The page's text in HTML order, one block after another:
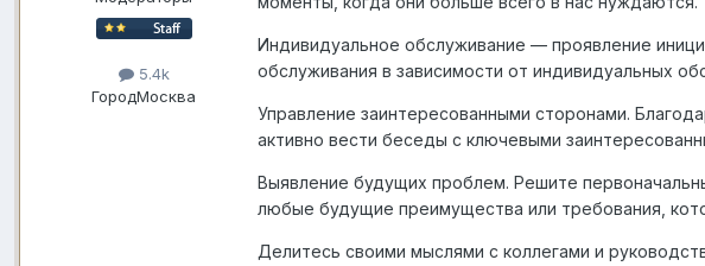
5.4k
ГородМосква
Индивидуальное обслуживание — проявление
обслуживания в зависимости от индивидуальных
Управление заинтересованными сторонами.
активно вести беседы с ключевыми
Выявление будущих проблем. Решите
любые будущие преимущества или требования,
Делитесь своими мыслями с коллегами и